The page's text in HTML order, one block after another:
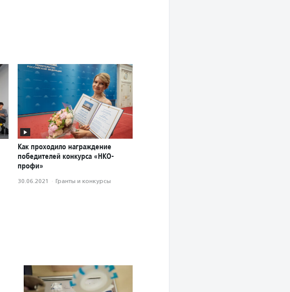
Как проходило награждение
победителей конкурса «НКО-
профи»
30.06.2021 · Гранты и конкурсы